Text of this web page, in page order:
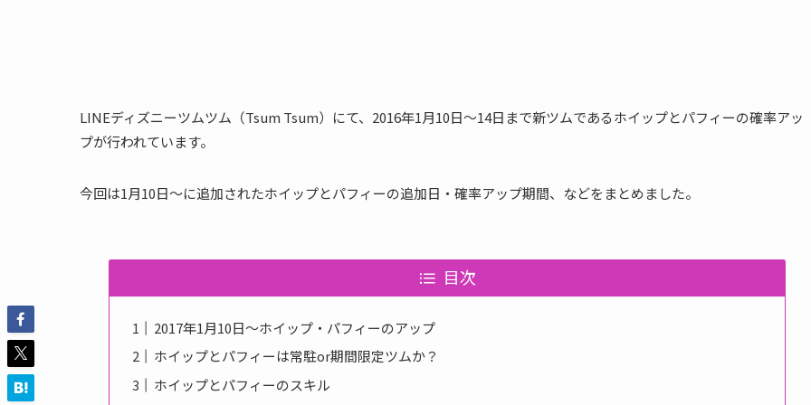
LINEディズニーツムツム（Tsum Tsum）にて、2016年1月10日〜14日まで新ツムであるホイップとパフィーの確率アッ
プが行われています。
今回は1月10日〜に追加されたホイップとパフィーの追加日・確率アップ期間、などをまとめました。
目次
2017年1月10日〜ホイップ・パフィーのアップ
ホイップとパフィーは常駐or期間限定ツムか？
ホイップとパフィーのスキル